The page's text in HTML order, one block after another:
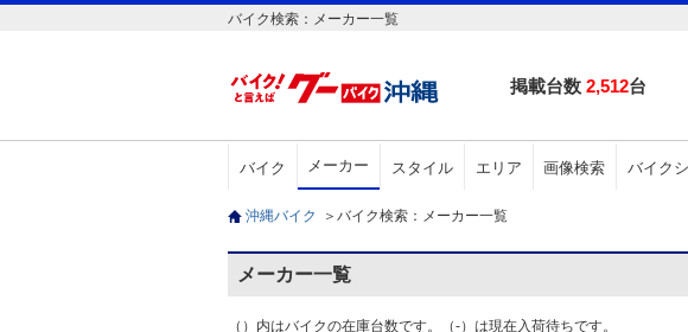
バイク検索：メーカー一覧
掲載台数 2,512台
バイク メーカー スタイル エリア 画像検索 バイク
沖縄バイク ＞ バイク検索：メーカー一覧
メーカー一覧
（）内はバイクの在庫台数です。（-）は現在入荷待ちです。